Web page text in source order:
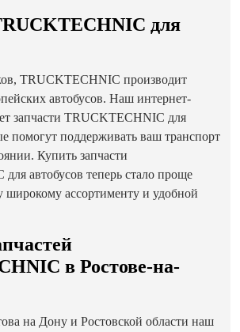
для
TRUCKTECHNIC производит
автобусов. Наш интернет-
запчасти TRUCKTECHNIC для
помогут поддерживать ваш транспорт
Купить запчасти
автобусов теперь стало проще
широкому ассортименту и удобной
в Ростове-на-
на Дону и Ростовской области наш